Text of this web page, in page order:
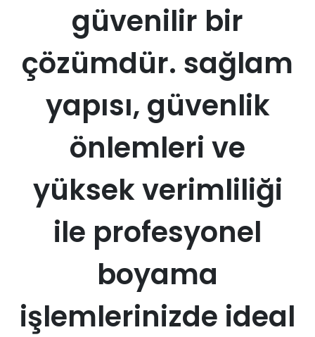
güvenilir bir
çözümdür. sağlam
yapısı, güvenlik
önlemleri ve
yüksek verimliliği
ile profesyonel
boyama
işlemlerinizde ideal